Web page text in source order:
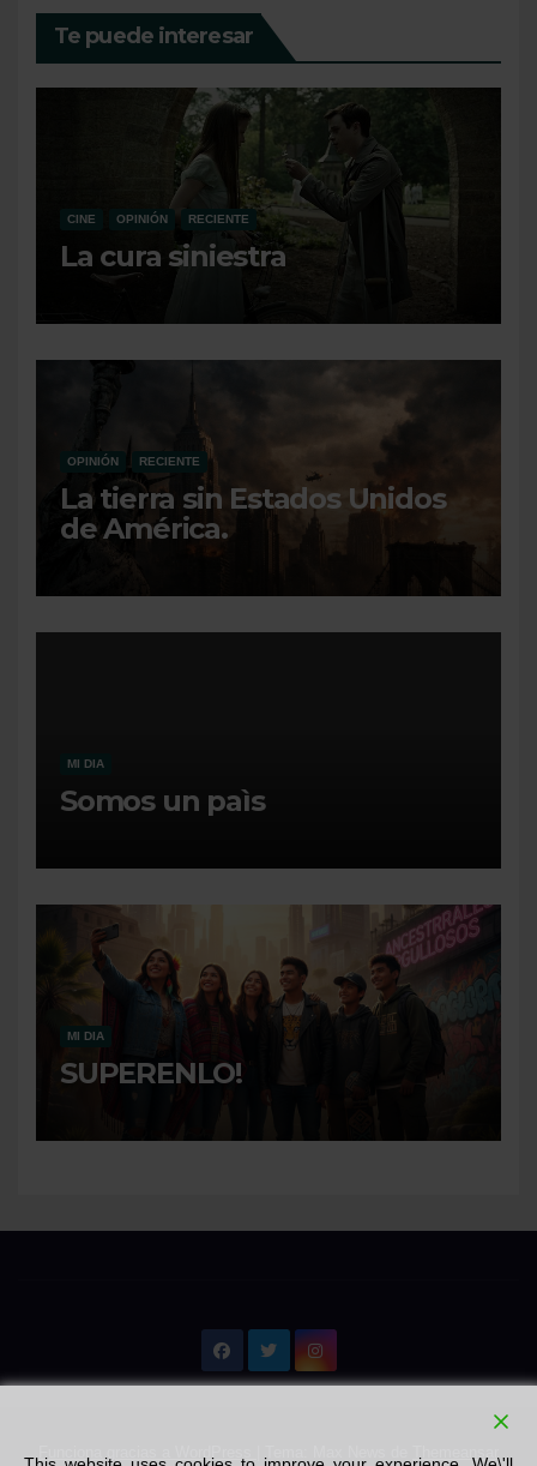
Te puede interesar
CINE OPINIÓN RECIENTE
La cura siniestra
OPINIÓN RECIENTE
La tierra sin Estados Unidos
de América.
MI DIA
Somos un paìs
MI DIA
SUPERENLO!